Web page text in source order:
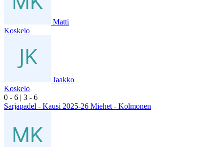
Matti
Koskelo
Jaakko
Koskelo
0 - 6 | 3 - 6
Sarjapadel - Kausi 2025-26 Miehet - Kolmonen